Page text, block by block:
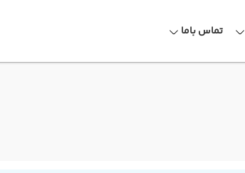
تماس باما